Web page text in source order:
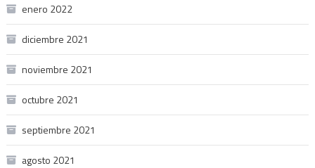
enero 2022
diciembre 2021
noviembre 2021
octubre 2021
septiembre 2021
agosto 2021